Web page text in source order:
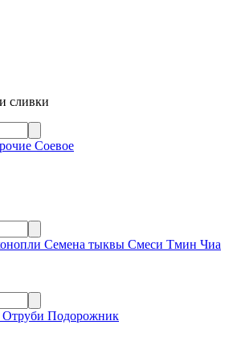
сливки
Соевое
Семена тыквы Смеси Тмин Чиа
Отруби Подорожник